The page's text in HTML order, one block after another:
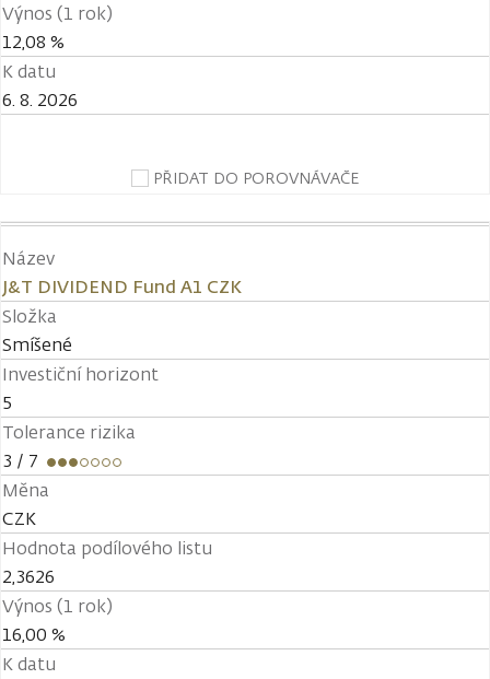
Výnos (1 rok)
12,08 %
K datu
6. 8. 2026
PŘIDAT DO POROVNÁVAČE
Název
J&T DIVIDEND Fund A1 CZK
Složka
Smíšené
Investiční horizont
5
Tolerance rizika
3 / 7
Měna
CZK
Hodnota podílového listu
2,3626
Výnos (1 rok)
16,00 %
K datu